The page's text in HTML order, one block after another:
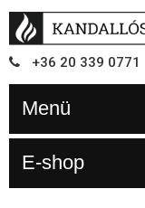
+36 20 339 0771
Menü
E-shop